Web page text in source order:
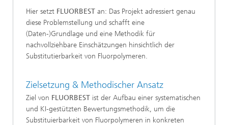
Hier setzt FLUORBEST an: Das Projekt adressiert genau
diese Problemstellung und schafft eine
(Daten-)Grundlage und eine Methodik für
nachvollziehbare Einschätzungen hinsichtlich der
Substitutierbarkeit von Fluorpolymeren.
Zielsetzung & Methodischer Ansatz
Ziel von FLUORBEST ist der Aufbau einer systematischen
und KI‑gestützten Bewertungsmethodik, um die
Substituierbarkeit von Fluorpolymeren in konkreten